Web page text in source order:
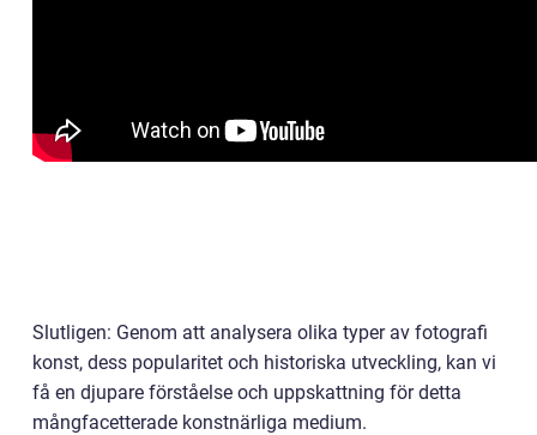
Slutligen: Genom att analysera olika typer av fotografi
konst, dess popularitet och historiska utveckling, kan vi
få en djupare förståelse och uppskattning för detta
mångfacetterade konstnärliga medium.